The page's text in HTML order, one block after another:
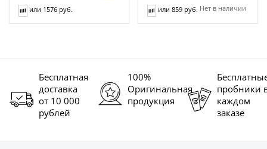
или 1576 руб. Нет в наличии
или 859 руб.
Бесплатная
доставка
от 10 000
рублей
100%
Оригинальная
продукция
пробники
каждом
заказе